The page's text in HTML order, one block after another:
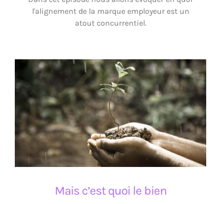
l'alignement de la marque employeur est un
atout concurrentiel.
Mais c’est quoi le bien commun ?
Mais c’est quoi le bien